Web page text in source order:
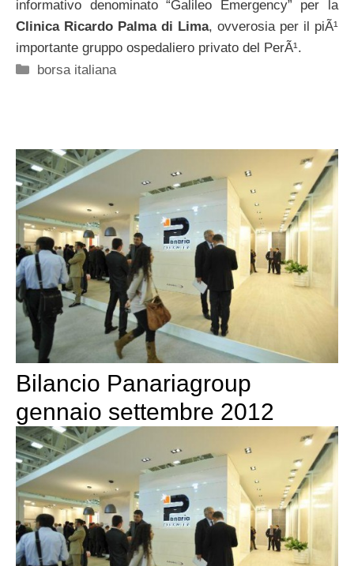
informativo denominato “Galileo Emergency” per la
Clinica Ricardo Palma di Lima, ovverosia per il piÃ¹
importante gruppo ospedaliero privato del PerÃ¹.
Categorie
borsa italiana
Bilancio Panariagroup
gennaio settembre 2012